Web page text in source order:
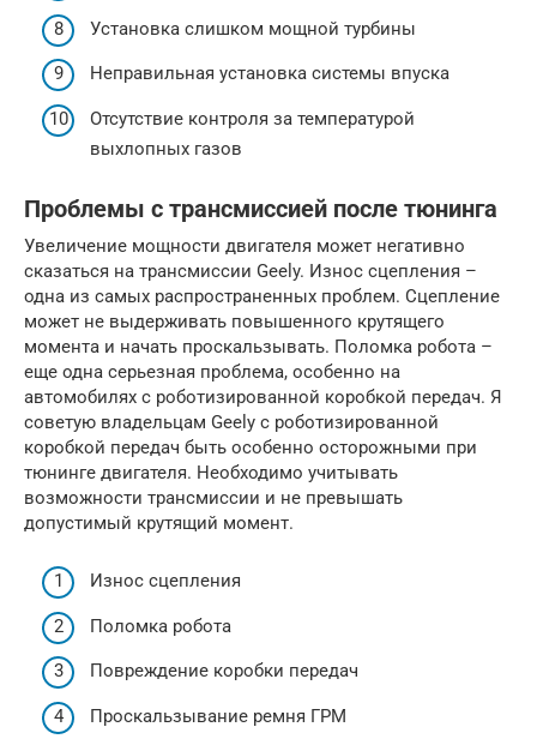
Установка слишком мощной турбины
Неправильная установка системы впуска
Отсутствие контроля за температурой
выхлопных газов
Проблемы с трансмиссией после тюнинга
Увеличение мощности двигателя может негативно
сказаться на трансмиссии Geely. Износ сцепления –
одна из самых распространенных проблем. Сцепление
может не выдерживать повышенного крутящего
момента и начать проскальзывать. Поломка робота –
еще одна серьезная проблема, особенно на
автомобилях с роботизированной коробкой передач. Я
советую владельцам Geely с роботизированной
коробкой передач быть особенно осторожными при
тюнинге двигателя. Необходимо учитывать
возможности трансмиссии и не превышать
допустимый крутящий момент.
Износ сцепления
Поломка робота
Повреждение коробки передач
Проскальзывание ремня ГРМ